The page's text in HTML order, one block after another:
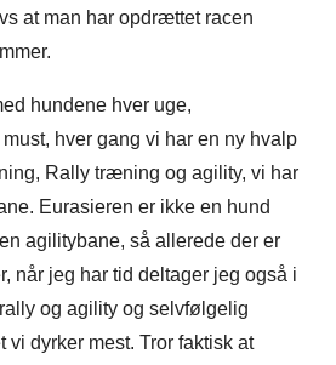
at man har opdrættet racen
hundene hver uge,
hver gang vi har en ny hvalp
Rally træning og agility, vi har
Eurasieren er ikke en hund
agilitybane, så allerede der er
når jeg har tid deltager jeg også i
og agility og selvfølgelig
vi dyrker mest. Tror faktisk at